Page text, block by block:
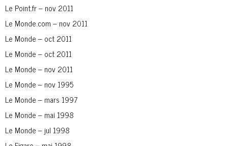
Le Point.fr – nov 2011
Le Monde.com – nov 2011
Le Monde – oct 2011
Le Monde – oct 2011
Le Monde – nov 2011
Le Monde – nov 1995
Le Monde – mars 1997
Le Monde – mai 1998
Le Monde – jul 1998